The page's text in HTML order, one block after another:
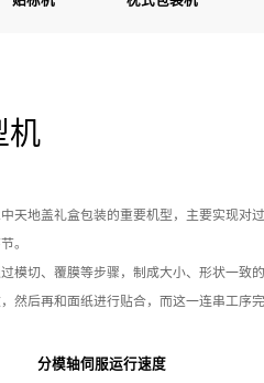
机
天地盖礼盒包装的重要机型，主要实现对
。
模切、覆膜等步骤，制成大小、形状一致
然后再和面纸进行贴合，而这一连串工序完
分模轴伺服运行速度